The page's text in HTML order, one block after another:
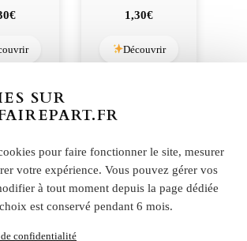
€ 1,30€
Découvrir
produit
SUR
pour faire fonctionner le site, mesurer
votre expérience. Vous pouvez gérer vos
à tout moment depuis la page dédiée
est conservé pendant 6 mois.
confidentialité